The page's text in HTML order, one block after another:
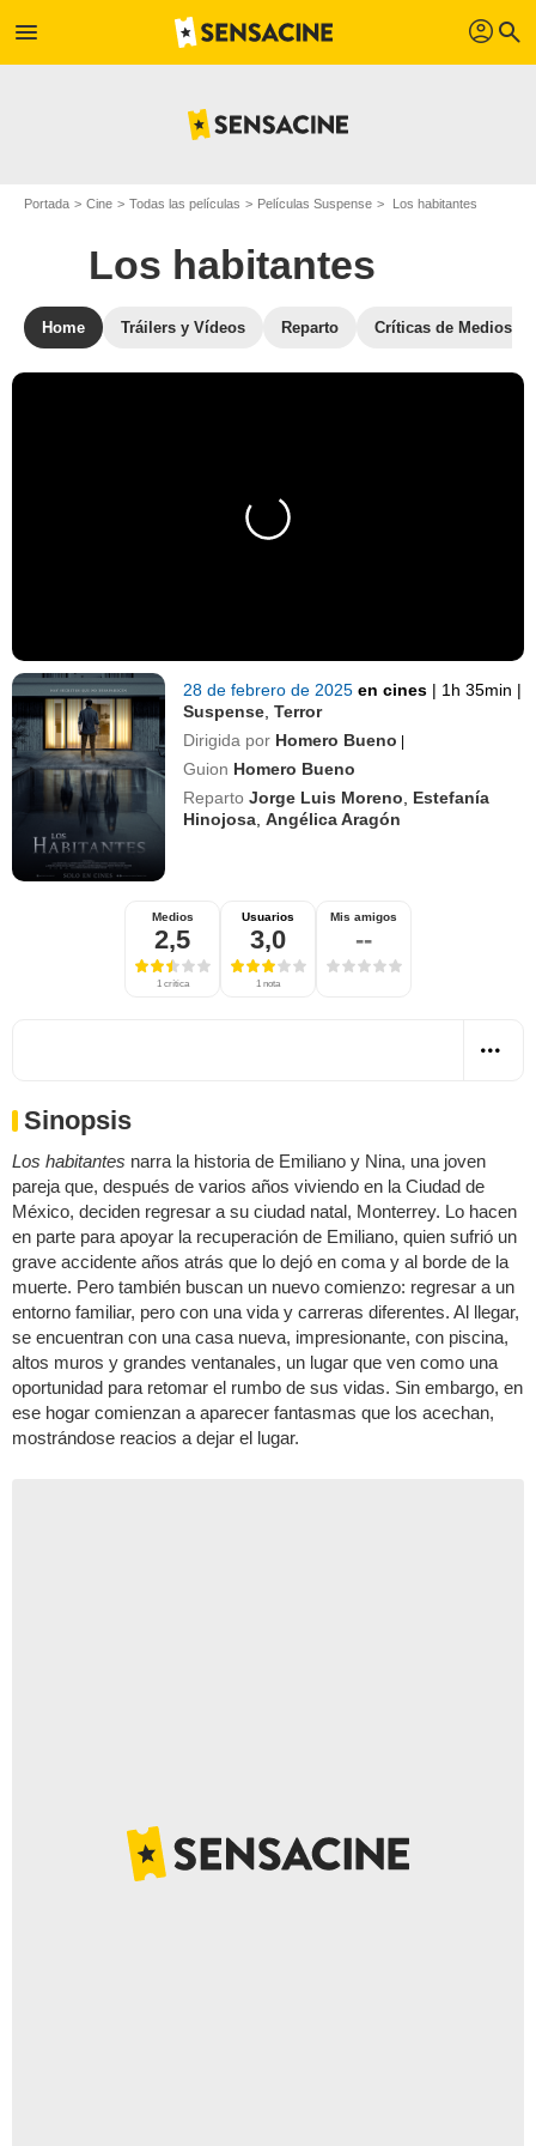
menu profil search
Portada Cine Todas las películas Películas Suspense Los habitantes
Los habitantes
Home Tráilers y Vídeos Reparto Críticas de Medios
28 de febrero de 2025en cines | 1h 35min |
Suspense ,Terror
Dirigida por Homero Bueno |
Guion Homero Bueno
Reparto Jorge Luis Moreno
Estefanía
Hinojosa ,Angélica Aragón
Medios
2,5
1 crítica
Usuarios
3,0
1 nota
Mis amigos
--
Sinopsis
Los habitantes narra la historia de Emiliano y Nina, una joven
pareja que, después de varios años viviendo en la Ciudad de
México, deciden regresar a su ciudad natal, Monterrey. Lo hacen
en parte para apoyar la recuperación de Emiliano, quien sufrió un
grave accidente años atrás que lo dejó en coma y al borde de la
muerte. Pero también buscan un nuevo comienzo: regresar a un
entorno familiar, pero con una vida y carreras diferentes. Al llegar,
se encuentran con una casa nueva, impresionante, con piscina,
altos muros y grandes ventanales, un lugar que ven como una
oportunidad para retomar el rumbo de sus vidas. Sin embargo, en
ese hogar comienzan a aparecer fantasmas que los acechan,
mostrándose reacios a dejar el lugar.